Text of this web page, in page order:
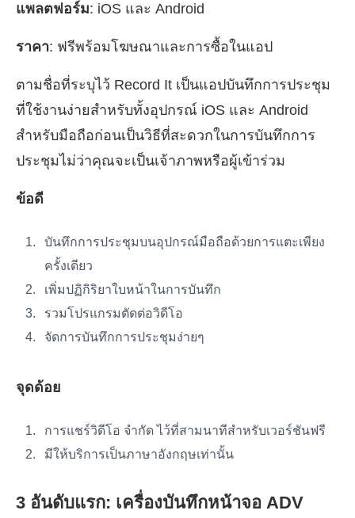
แพลตฟอร์ม: iOS และ Android
ราคา: ฟรีพร้อมโฆษณาและการซื้อในแอป
ตามชื่อที่ระบุไว้ Record It เป็นแอปบันทึกการประชุม
ที่ใช้งานง่ายสำหรับทั้งอุปกรณ์ iOS และ Android
สำหรับมือถือก่อนเป็นวิธีที่สะดวกในการบันทึกการ
ประชุมไม่ว่าคุณจะเป็นเจ้าภาพหรือผู้เข้าร่วม
ข้อดี
บันทึกการประชุมบนอุปกรณ์มือถือด้วยการแตะเพียง
ครั้งเดียว
เพิ่มปฏิกิริยาใบหน้าในการบันทึก
รวมโปรแกรมตัดต่อวิดีโอ
จัดการบันทึกการประชุมง่ายๆ
จุดด้อย
การแชร์วิดีโอ จำกัด ไว้ที่สามนาทีสำหรับเวอร์ชันฟรี
มีให้บริการเป็นภาษาอังกฤษเท่านั้น
3 อันดับแรก: เครื่องบันทึกหน้าจอ ADV